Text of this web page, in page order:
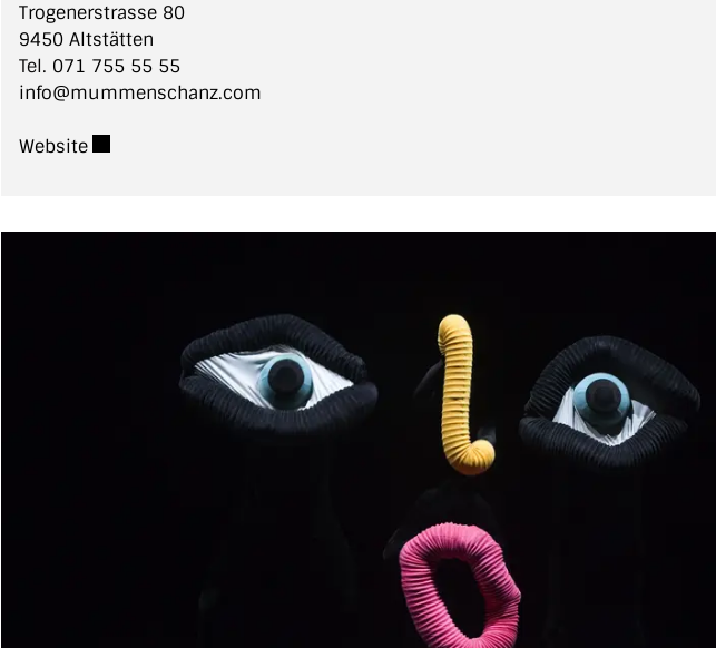
Trogenerstrasse 80
9450 Altstätten
Tel. 071 755 55 55
info@mummenschanz.com
WebsiteExterner Link wird in einem neuen Fenster geöffnet.